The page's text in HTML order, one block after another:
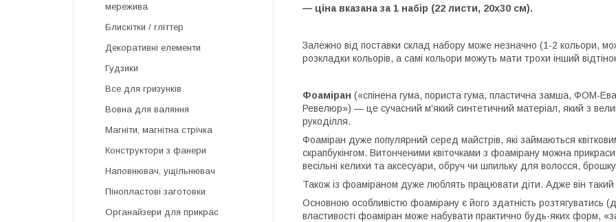
— ціна вказана за 1 набір (22 листи, 20х30 см).
Залежно від поставки склад набору може незначно (1-2 кольори,
розкладки кольорів, а самі кольори можуть мати трохи інший
Фоаміран («спінена гума, пориста гума, пластична замша, ФОМ-
Ревелюр») — це сучасний м'який синтетичний матеріал, який з
рукоділля.
Фоаміран дуже популярний серед майстрів, які займаються
скрапбукінгом. Витонченими квіточками з фоамірану можна
весільні келихи та аксесуари, обруч чи шпильку для волосся,
Також із фоаміраном дуже люблять працювати діти. Адже він
Основною особливістю фоамірану є його здатність розтягуватись
властивості фоаміран може набувати практично будь-яких форм,
мережива
Блискітки / гліттер
Декоративні елементи
Гудзики
Все для гризунків
Вовна для валяння
Магніти, магнітна стрічка
Конструктори з фанери
Наповнювач, ущільнювач
Пінопластові заготовки
Органайзери для прикрас